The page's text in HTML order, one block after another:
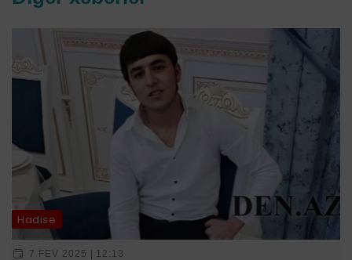
Hadisə
7 FEV 2025 | 12:13